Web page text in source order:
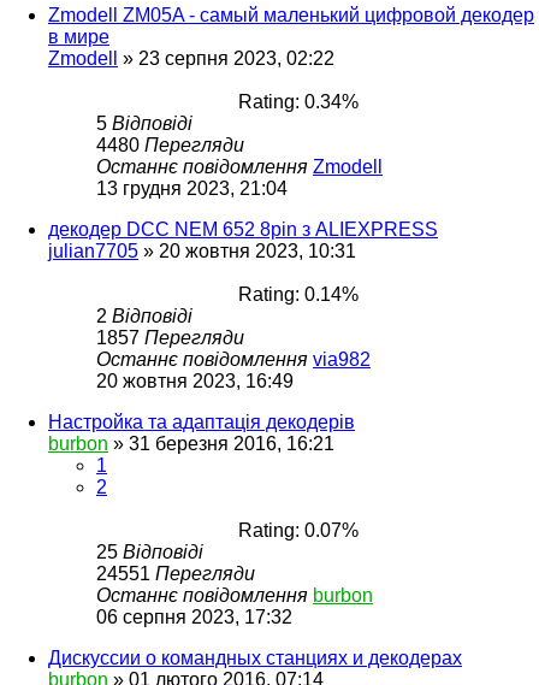
Zmodell ZM05A - самый маленький цифровой декодер
в мире
Zmodell
» 23 серпня 2023, 02:22
Rating: 0.34%
5 Відповіді
4480 Перегляди
Останнє повідомлення Zmodell
13 грудня 2023, 21:04
декодер DCC NEM 652 8pin з ALIEXPRESS
julian7705 » 20 жовтня 2023, 10:31
Rating: 0.14%
2 Відповіді
1857 Перегляди
Останнє повідомлення via982
20 жовтня 2023, 16:49
Настройка та адаптація декодерів
burbon » 31 березня 2016, 16:21
1
2
Rating: 0.07%
25 Відповіді
24551 Перегляди
Останнє повідомлення burbon
06 серпня 2023, 17:32
Дискуссии о командных станциях и декодерах
burbon » 01 лютого 2016, 07:14